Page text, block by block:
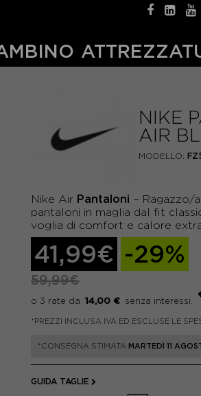
NIKE
AIR
MODELLO:
Nike Air Pantaloni – Ragazzo/
pantaloni in maglia dal fit
voglia di comfort e calore
41,99€ -29%
59,99€
14,00 €
*PREZZI INCLUSA IVA ED ESCLUSE LE
*CONSEGNA STIMATA MARTEDÌ 11
GUIDA TAGLIE